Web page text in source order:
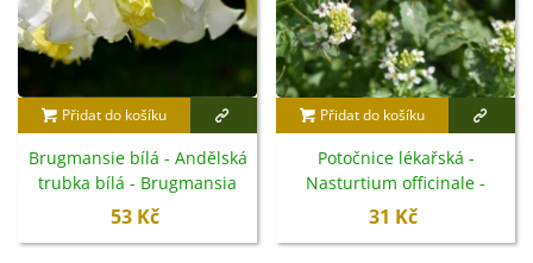
Přidat do košíku
Brugmansie bílá - Andělská
trubka bílá - Brugmansia
arborea - semena - 10 ks
53 Kč
Přidat do košíku
Potočnice lékařská -
Nasturtium officinale -
semena - 250 ks
31 Kč